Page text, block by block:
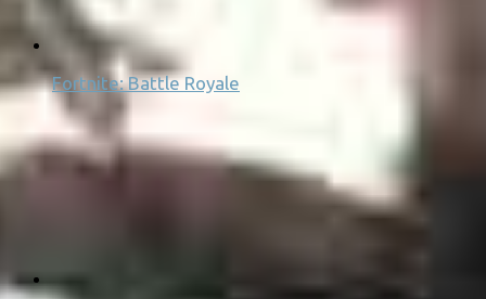
Fortnite: Battle Royale